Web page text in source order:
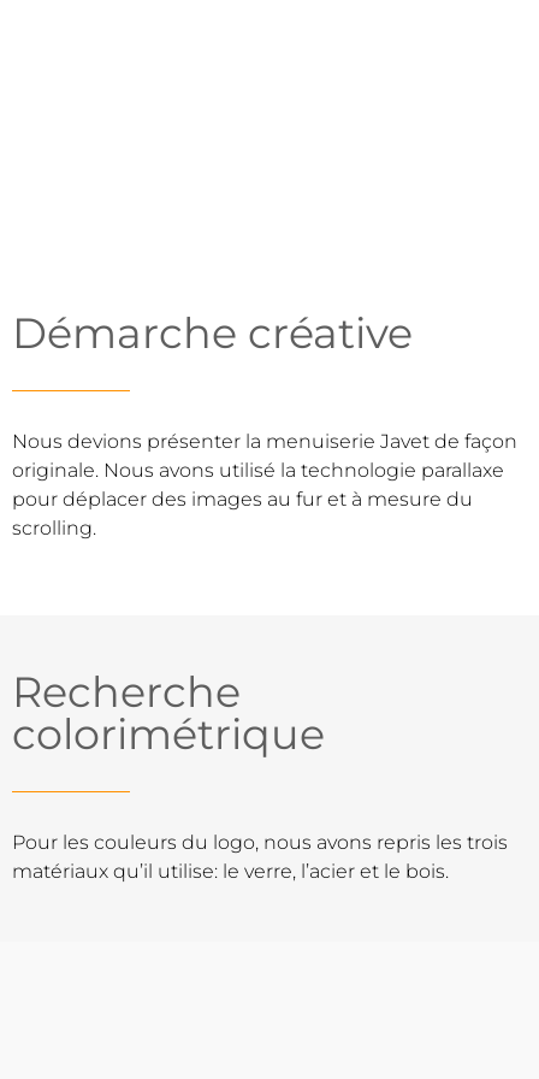
Démarche créative
Nous devions présenter la menuiserie Javet de façon
originale. Nous avons utilisé la technologie parallaxe
pour déplacer des images au fur et à mesure du
scrolling.
Recherche
colorimétrique
Pour les couleurs du logo, nous avons repris les trois
matériaux qu’il utilise: le verre, l’acier et le bois.